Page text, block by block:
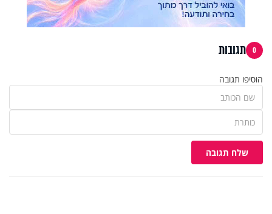
0 תגובות
הוסיפו תגובה
שלח תגובה